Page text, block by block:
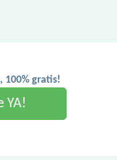
100% gratis!
YA!